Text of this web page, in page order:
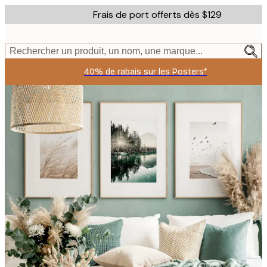
to
content.
Frais de port offerts dès $129
Rechercher un produit, un nom, une marque...
40% de rabais sur les Posters*